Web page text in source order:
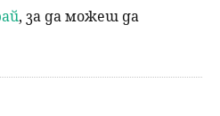
, за да можеш да